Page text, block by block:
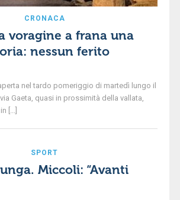
CRONACA
voragine a frana una
nessun ferito
nel tardo pomeriggio di martedì lungo il
Gaeta, quasi in prossimità della vallata,
[...]
SPORT
Miccoli: “Avanti